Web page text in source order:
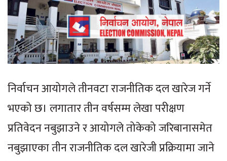
निर्वाचन आयोगले तीनवटा राजनीतिक दल खारेज गर्ने
भएको छ। लगातार तीन वर्षसम्म लेखा परीक्षण
प्रतिवेदन नबुझाउने र आयोगले तोकेको जरिबानासमेत
नबुझाएका तीन राजनीतिक दल खारेजी प्रक्रियामा जाने